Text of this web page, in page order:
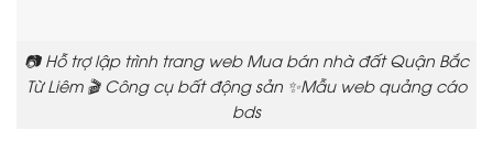
📷 Hỗ trợ lập trình trang web Mua bán nhà đất Quận Bắc
Từ Liêm 🎬 Công cụ bất động sản ✨Mẫu web quảng cáo
bds